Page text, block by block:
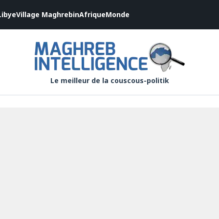
Village MaghrebinAfriqueMonde
Le meilleur de la couscous-politik